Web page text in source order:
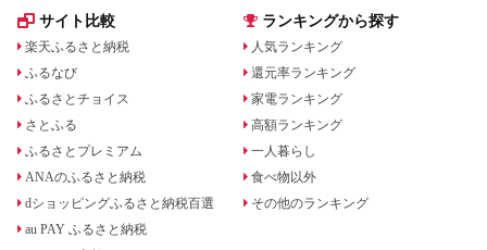
サイト比較
楽天ふるさと納税
ふるなび
ふるさとチョイス
さとふる
ふるさとプレミアム
ANAのふるさと納税
dショッピングふるさと納税百選
au PAY ふるさと納税
ランキングから探す
人気ランキング
還元率ランキング
家電ランキング
高額ランキング
一人暮らし
食べ物以外
その他のランキング